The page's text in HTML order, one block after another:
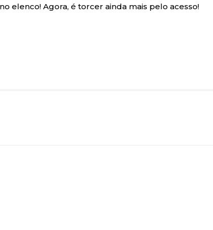
elenco! Agora, é torcer ainda mais pelo acesso!